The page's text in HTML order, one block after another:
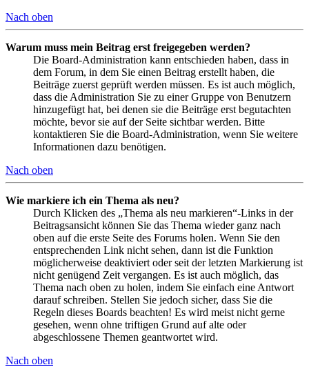
Nach oben
Warum muss mein Beitrag erst freigegeben werden?
Die Board-Administration kann entschieden haben, dass in
dem Forum, in dem Sie einen Beitrag erstellt haben, die
Beiträge zuerst geprüft werden müssen. Es ist auch möglich,
dass die Administration Sie zu einer Gruppe von Benutzern
hinzugefügt hat, bei denen sie die Beiträge erst begutachten
möchte, bevor sie auf der Seite sichtbar werden. Bitte
kontaktieren Sie die Board-Administration, wenn Sie weitere
Informationen dazu benötigen.
Nach oben
Wie markiere ich ein Thema als neu?
Durch Klicken des „Thema als neu markieren“-Links in der
Beitragsansicht können Sie das Thema wieder ganz nach
oben auf die erste Seite des Forums holen. Wenn Sie den
entsprechenden Link nicht sehen, dann ist die Funktion
möglicherweise deaktiviert oder seit der letzten Markierung ist
nicht genügend Zeit vergangen. Es ist auch möglich, das
Thema nach oben zu holen, indem Sie einfach eine Antwort
darauf schreiben. Stellen Sie jedoch sicher, dass Sie die
Regeln dieses Boards beachten! Es wird meist nicht gerne
gesehen, wenn ohne triftigen Grund auf alte oder
abgeschlossene Themen geantwortet wird.
Nach oben